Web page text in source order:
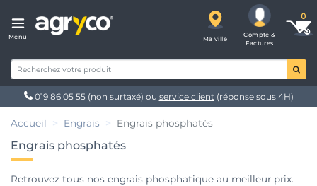
Menu Ma ville
Compte &
Factures
019 86 05 55 (non surtaxé) ou service client(réponse sous 4H)
Accueil Engrais Engrais phosphatés
Engrais phosphatés
Retrouvez tous nos engrais phosphatique au meilleur prix.